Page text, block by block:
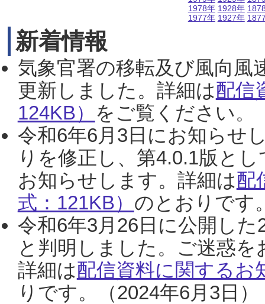
1978年
1977年
1928年
1927年
新着情報
気象官署の移転及び風向風
更新しました。詳細は配信
124KB） をご覧ください。
令和6年6月3日にお知らせ
りを修正し、第4.0.1版と
お知らせします。詳細は配
式：121KB） のとおりです
令和6年3月26日に公開し
と判明しました。ご迷惑
詳細は配信資料に関するお
りです。（2024年6月3日）